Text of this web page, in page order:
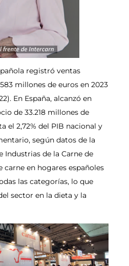
registró ventas
millones de euros en 2023
En España, alcanzó en
de 33.218 millones de
el 2,72% del PIB nacional y
según datos de la
Industrias de la Carne de
carne en hogares españoles
las categorías, lo que
sector en la dieta y la